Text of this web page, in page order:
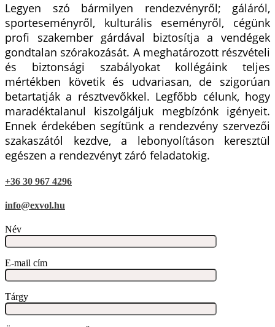
Legyen szó bármilyen rendezvényről; gáláról,
sporteseményről, kulturális eseményről, cégünk
profi szakember gárdával biztosítja a vendégek
gondtalan szórakozását. A meghatározott részvételi
és biztonsági szabályokat kollégáink teljes
mértékben követik és udvariasan, de szigorúan
betartatják a résztvevőkkel. Legfőbb célunk, hogy
maradéktalanul kiszolgáljuk megbízónk igényeit.
Ennek érdekében segítünk a rendezvény szervezői
szakaszától kezdve, a lebonyolításon keresztül
egészen a rendezvényt záró feladatokig.
+36 30 967 4296
info@exvol.hu
Név
E-mail cím
Tárgy